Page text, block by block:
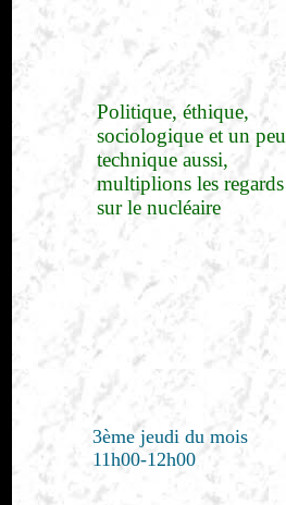
Politique, éthique,
sociologique et un peu
technique aussi,
multiplions les regards
sur le nucléaire
3ème jeudi du mois
11h00-12h00